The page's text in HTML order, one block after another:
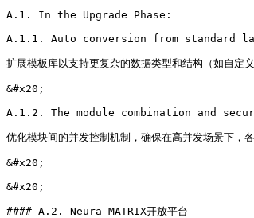
A.1. In the Upgrade Phase:
A.1.1. Auto conversion from standard
扩展模板库以支持更复杂的数据类型和结构（如自定
&#x20;
A.1.2. The module combination and
优化模块间的并发控制机制，确保在高并发场景下，
&#x20;
&#x20;
#### A.2. Neura MATRIX开放平台